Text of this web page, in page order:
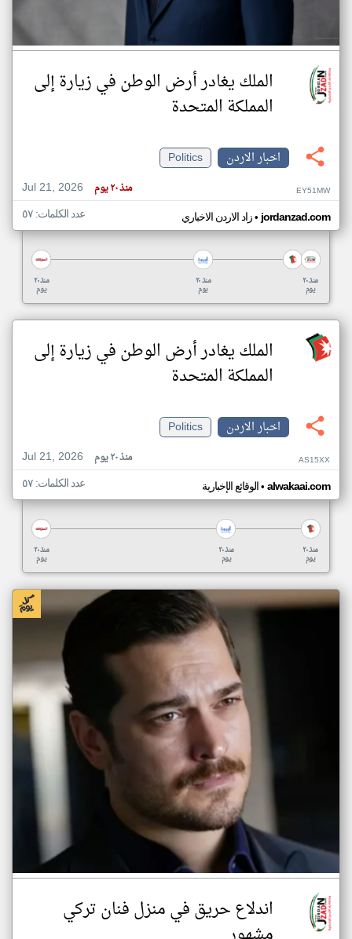
الملك يغادر أرض الوطن في زيارة إلى
المملكة المتحدة
اخبار الاردن
Politics
Jul 21, 2026
منذ ٢٠ يوم EY51MW
زاد الاردن الاخباري•jordanzad.com عدد الكلمات: ٥٧
منذ ٢٠
يوم
منذ ٢٠
يوم
منذ ٢٠
يوم
الملك يغادر أرض الوطن في زيارة إلى
المملكة المتحدة
اخبار الاردن
Politics
Jul 21, 2026
منذ ٢٠ يوم AS15XX
الوقائع الإخبارية• alwakaai.com عدد الكلمات: ٥٧
منذ ٢٠
يوم
منذ ٢٠
يوم
منذ ٢٠
يوم
اندلاع حريق في منزل فنان تركي